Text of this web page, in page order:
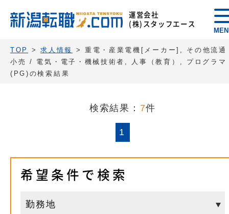
運営会社
(株)スタッフエース
TOP >求人情報
> 重電・産業電機[メーカー], その他流通
小売 / 電気・電子・機械技術者, 人事（教育）, プログラマ
(PG)の検索結果
検索結果： 7件
1
希望条件で検索